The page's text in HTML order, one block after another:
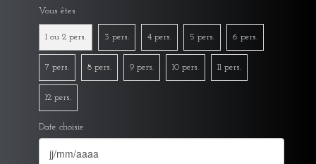
Vous êtes
1 ou 2 pers. 3 pers. 4 pers. 5 pers. 6 pers.
7 pers. 8 pers. 9 pers. 10 pers. 11 pers.
12 pers.
Date choisie